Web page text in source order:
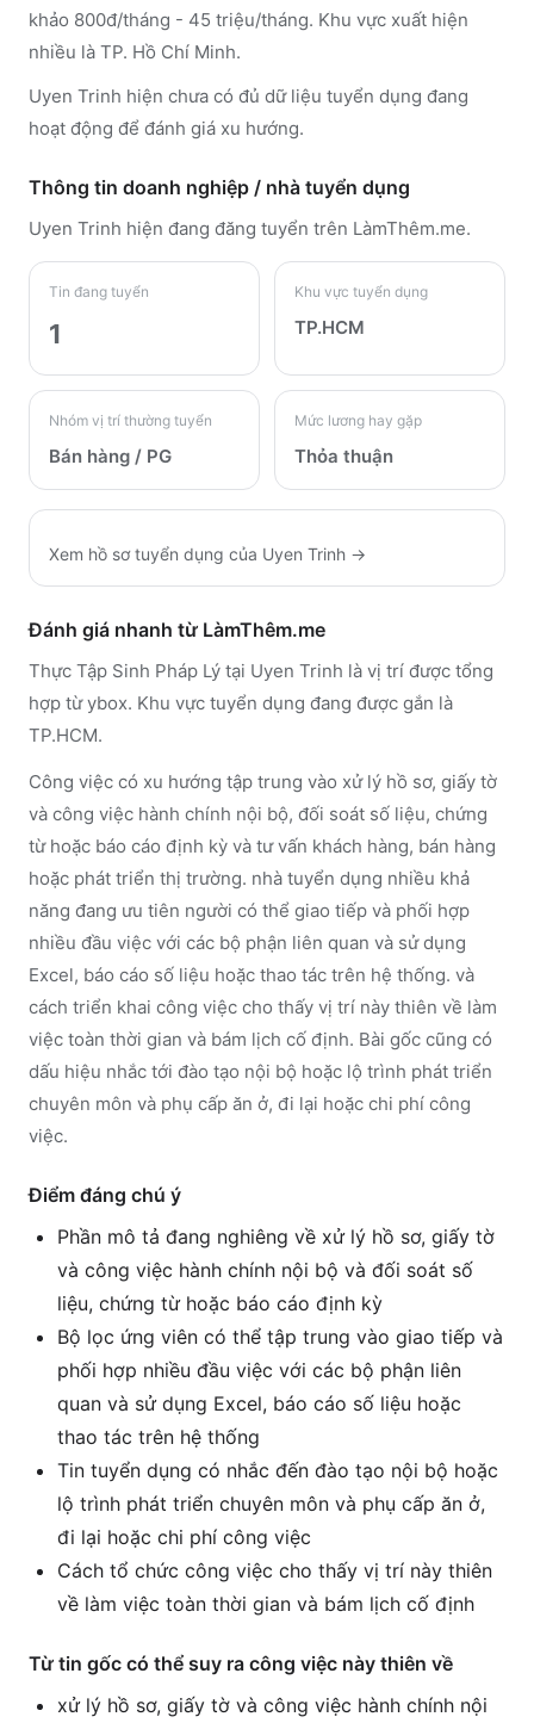
khảo 800đ/tháng - 45 triệu/tháng. Khu vực xuất hiện
nhiều là TP. Hồ Chí Minh.
Uyen Trinh hiện chưa có đủ dữ liệu tuyển dụng đang
hoạt động để đánh giá xu hướng.
Thông tin doanh nghiệp / nhà tuyển dụng
Uyen Trinh hiện đang đăng tuyển trên LàmThêm.me.
Tin đang tuyển
1
Khu vực tuyển dụng
TP.HCM
Nhóm vị trí thường tuyển
Bán hàng / PG
Mức lương hay gặp
Thỏa thuận
Xem hồ sơ tuyển dụng của Uyen Trinh →
Đánh giá nhanh từ LàmThêm.me
Thực Tập Sinh Pháp Lý tại Uyen Trinh là vị trí được tổng
hợp từ ybox. Khu vực tuyển dụng đang được gắn là
TP.HCM.
Công việc có xu hướng tập trung vào xử lý hồ sơ, giấy tờ
và công việc hành chính nội bộ, đối soát số liệu, chứng
từ hoặc báo cáo định kỳ và tư vấn khách hàng, bán hàng
hoặc phát triển thị trường. nhà tuyển dụng nhiều khả
năng đang ưu tiên người có thể giao tiếp và phối hợp
nhiều đầu việc với các bộ phận liên quan và sử dụng
Excel, báo cáo số liệu hoặc thao tác trên hệ thống. và
cách triển khai công việc cho thấy vị trí này thiên về làm
việc toàn thời gian và bám lịch cố định. Bài gốc cũng có
dấu hiệu nhắc tới đào tạo nội bộ hoặc lộ trình phát triển
chuyên môn và phụ cấp ăn ở, đi lại hoặc chi phí công
việc.
Điểm đáng chú ý
Phần mô tả đang nghiêng về xử lý hồ sơ, giấy tờ
và công việc hành chính nội bộ và đối soát số
liệu, chứng từ hoặc báo cáo định kỳ
Bộ lọc ứng viên có thể tập trung vào giao tiếp và
phối hợp nhiều đầu việc với các bộ phận liên
quan và sử dụng Excel, báo cáo số liệu hoặc
thao tác trên hệ thống
Tin tuyển dụng có nhắc đến đào tạo nội bộ hoặc
lộ trình phát triển chuyên môn và phụ cấp ăn ở,
đi lại hoặc chi phí công việc
Cách tổ chức công việc cho thấy vị trí này thiên
về làm việc toàn thời gian và bám lịch cố định
Từ tin gốc có thể suy ra công việc này thiên về
xử lý hồ sơ, giấy tờ và công việc hành chính nội